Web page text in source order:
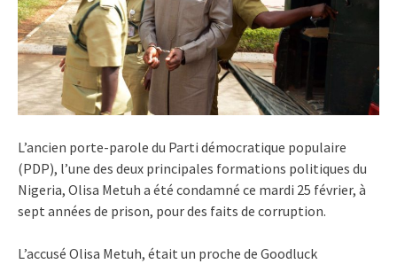
L’ancien porte-parole du Parti démocratique populaire
(PDP), l’une des deux principales formations politiques du
Nigeria, Olisa Metuh a été condamné ce mardi 25 février, à
sept années de prison, pour des faits de corruption.
L’accusé Olisa Metuh, était un proche de Goodluck